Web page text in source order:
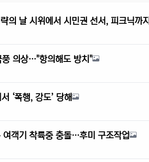
의 날 시위에서 시민권 선서, 피크닉까지
풍 의상…"항의해도 방치"
‘폭행, 강도’ 당해
객기 착륙중 충돌…후미 구조작업